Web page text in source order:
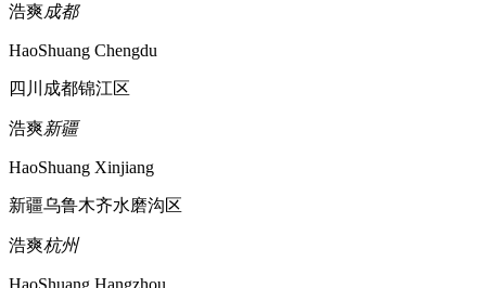
浩爽成都
HaoShuang Chengdu
四川成都锦江区
浩爽新疆
HaoShuang Xinjiang
新疆乌鲁木齐水磨沟区
浩爽杭州
HaoShuang Hangzhou